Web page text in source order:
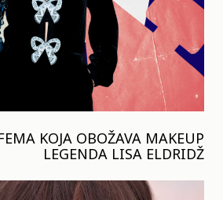
KOJA OBOŽAVA MAKEUP
LEGENDA LISA ELDRIDŽ